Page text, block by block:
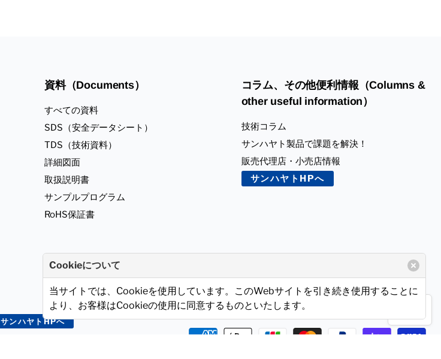
資料（Documents）
すべての資料
SDS（安全データシート）
TDS（技術資料）
詳細図面
取扱説明書
サンプルプログラム
RoHS保証書
コラム、その他便利情報（Columns &
other useful information）
技術コラム
サンハヤト製品で課題を解決！
販売代理店・小売店情報
サンハヤトHPへ
サンハヤトHPへ
Cookieについて
当サイトでは、Cookieを使用しています。このWebサイトを引き続き使用することに
より、お客様はCookieの使用に同意するものといたします。